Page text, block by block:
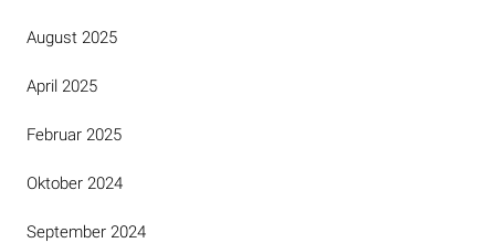
August 2025
April 2025
Februar 2025
Oktober 2024
September 2024